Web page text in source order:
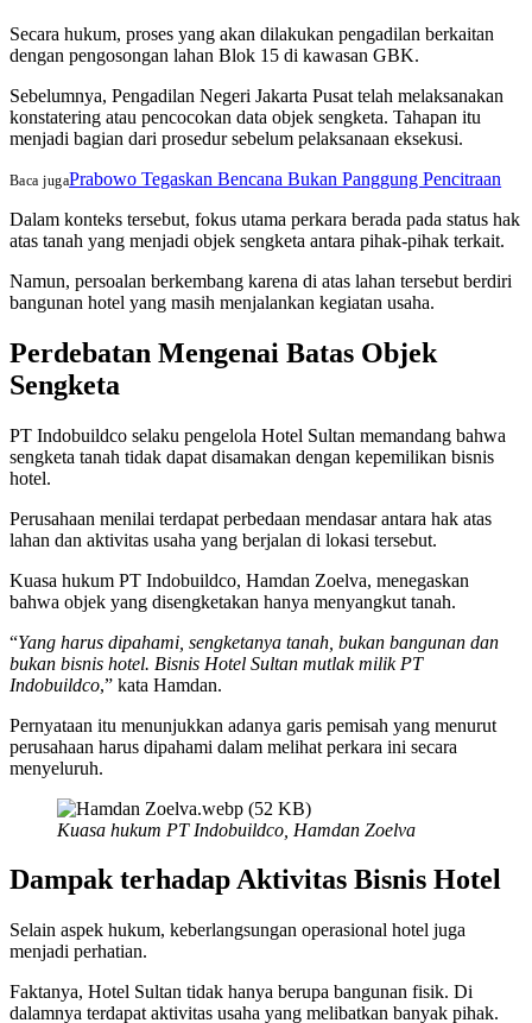
Secara hukum, proses yang akan dilakukan pengadilan berkaitan
dengan pengosongan lahan Blok 15 di kawasan GBK.
Sebelumnya, Pengadilan Negeri Jakarta Pusat telah melaksanakan
konstatering atau pencocokan data objek sengketa. Tahapan itu
menjadi bagian dari prosedur sebelum pelaksanaan eksekusi.
Baca jugaPrabowo Tegaskan Bencana Bukan Panggung Pencitraan
Dalam konteks tersebut, fokus utama perkara berada pada status hak
atas tanah yang menjadi objek sengketa antara pihak-pihak terkait.
Namun, persoalan berkembang karena di atas lahan tersebut berdiri
bangunan hotel yang masih menjalankan kegiatan usaha.
Perdebatan Mengenai Batas Objek
Sengketa
PT Indobuildco selaku pengelola Hotel Sultan memandang bahwa
sengketa tanah tidak dapat disamakan dengan kepemilikan bisnis
hotel.
Perusahaan menilai terdapat perbedaan mendasar antara hak atas
lahan dan aktivitas usaha yang berjalan di lokasi tersebut.
Kuasa hukum PT Indobuildco, Hamdan Zoelva, menegaskan
bahwa objek yang disengketakan hanya menyangkut tanah.
“Yang harus dipahami, sengketanya tanah, bukan bangunan dan
bukan bisnis hotel. Bisnis Hotel Sultan mutlak milik PT
Indobuildco,” kata Hamdan.
Pernyataan itu menunjukkan adanya garis pemisah yang menurut
perusahaan harus dipahami dalam melihat perkara ini secara
menyeluruh.
Kuasa hukum PT Indobuildco, Hamdan Zoelva
Dampak terhadap Aktivitas Bisnis Hotel
Selain aspek hukum, keberlangsungan operasional hotel juga
menjadi perhatian.
Faktanya, Hotel Sultan tidak hanya berupa bangunan fisik. Di
dalamnya terdapat aktivitas usaha yang melibatkan banyak pihak.